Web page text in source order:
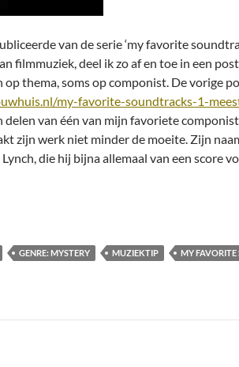
van de serie ‘my favorite
filmmuziek, deel ik zo af en toe in een
thema, soms op componist. De vorige
my-favorite-soundtracks-1-
delen van één van mijn favoriete
zijn werk niet minder de moeite. Zijn
die hij bijna allemaal van een score
GENRE: MYSTERY MUZIEKTIP
MY